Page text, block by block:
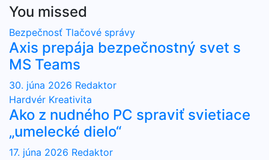
You missed
Bezpečnosť Tlačové správy
Axis prepája bezpečnostný svet s
MS Teams
30. júna 2026 Redaktor
Hardvér Kreativita
Ako z nudného PC spraviť svietiace
„umelecké dielo“
17. júna 2026 Redaktor